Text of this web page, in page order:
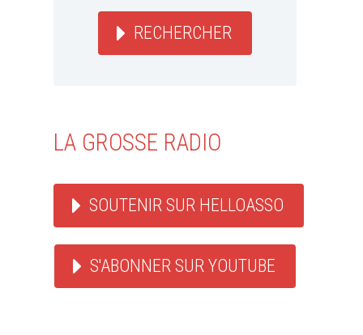
RECHERCHER
LA GROSSE RADIO
SOUTENIR SUR HELLOASSO
S'ABONNER SUR YOUTUBE